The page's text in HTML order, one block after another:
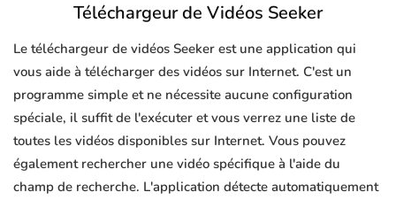
Téléchargeur de Vidéos Seeker
Le téléchargeur de vidéos Seeker est une application qui
vous aide à télécharger des vidéos sur Internet. C'est un
programme simple et ne nécessite aucune configuration
spéciale, il suffit de l'exécuter et vous verrez une liste de
toutes les vidéos disponibles sur Internet. Vous pouvez
également rechercher une vidéo spécifique à l'aide du
champ de recherche. L'application détecte automatiquement